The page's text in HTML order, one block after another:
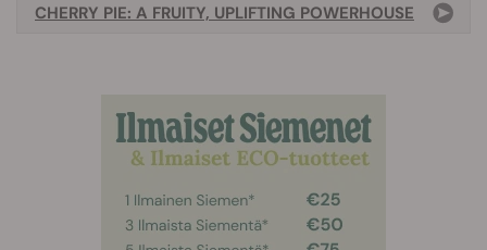
CHERRY PIE: A FRUITY, UPLIFTING POWERHOUSE